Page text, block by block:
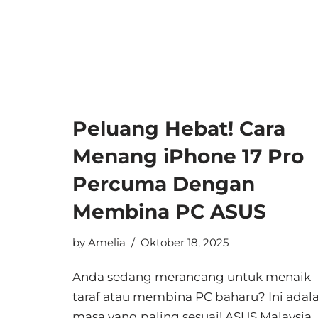
Peluang Hebat! Cara
Menang iPhone 17 Pro
Percuma Dengan
Membina PC ASUS
by Amelia Oktober 18, 2025
Anda sedang merancang untuk menaik
taraf atau membina PC baharu? Ini